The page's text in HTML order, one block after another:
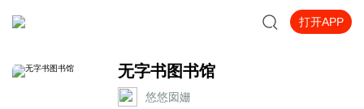
打开APP
无字书图书馆
悠悠囡姗